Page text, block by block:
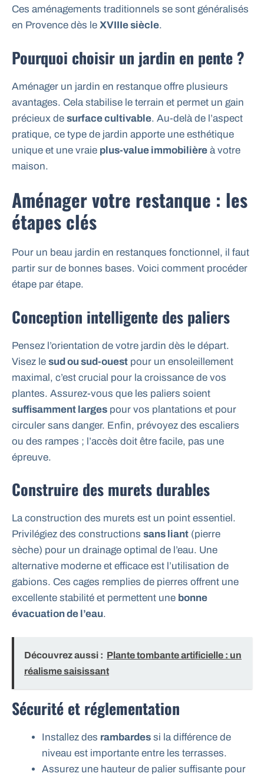
Ces aménagements traditionnels se sont généralisés
en Provence dès le XVIIIe siècle.
Pourquoi choisir un jardin en pente ?
Aménager un jardin en restanque offre plusieurs
avantages. Cela stabilise le terrain et permet un gain
précieux de surface cultivable. Au-delà de l’aspect
pratique, ce type de jardin apporte une esthétique
unique et une vraie plus-value immobilière à votre
maison.
Aménager votre restanque : les
étapes clés
Pour un beau jardin en restanques fonctionnel, il faut
partir sur de bonnes bases. Voici comment procéder
étape par étape.
Conception intelligente des paliers
Pensez l’orientation de votre jardin dès le départ.
Visez le sud ou sud-ouest pour un ensoleillement
maximal, c’est crucial pour la croissance de vos
plantes. Assurez-vous que les paliers soient
suffisamment larges pour vos plantations et pour
circuler sans danger. Enfin, prévoyez des escaliers
ou des rampes ; l’accès doit être facile, pas une
épreuve.
Construire des murets durables
La construction des murets est un point essentiel.
Privilégiez des constructions sans liant (pierre
sèche) pour un drainage optimal de l’eau. Une
alternative moderne et efficace est l’utilisation de
gabions. Ces cages remplies de pierres offrent une
excellente stabilité et permettent une bonne
évacuation de l’eau.
Découvrez aussi : Plante tombante artificielle : un
réalisme saisissant
Sécurité et réglementation
Installez des rambardes si la différence de
niveau est importante entre les terrasses.
Assurez une hauteur de palier suffisante pour